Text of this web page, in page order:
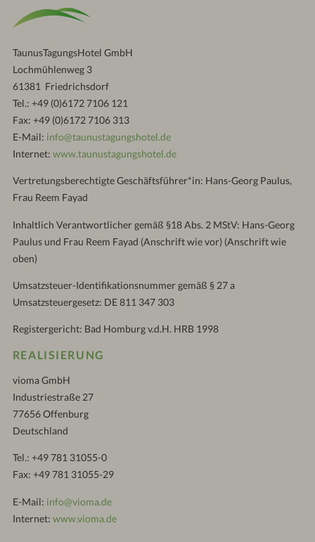
TaunusTagungsHotel GmbH
Lochmühlenweg 3
61381 Friedrichsdorf
Tel.: +49 (0)6172 7106 121
Fax: +49 (0)6172 7106 313
E-Mail: info@taunustagungshotel.de
Internet: www.taunustagungshotel.de
Vertretungsberechtigte Geschäftsführer*in: Hans-Georg Paulus,
Frau Reem Fayad
Inhaltlich Verantwortlicher gemäß §18 Abs. 2 MStV: Hans-Georg
Paulus und Frau Reem Fayad (Anschrift wie vor) (Anschrift wie
oben)
Umsatzsteuer-Identifikationsnummer gemäß § 27 a
Umsatzsteuergesetz: DE 811 347 303
Registergericht: Bad Homburg v.d.H. HRB 1998
REALISIERUNG
vioma GmbH
Industriestraße 27
77656 Offenburg
Deutschland
Tel.: +49 781 31055-0
Fax: +49 781 31055-29
E-Mail: info@vioma.de
Internet: www.vioma.de